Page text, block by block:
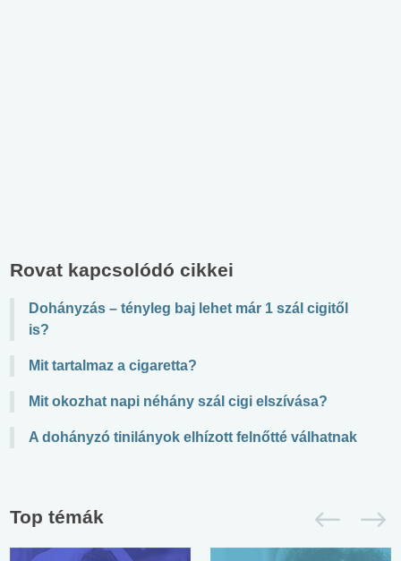
Rovat kapcsolódó cikkei
Dohányzás – tényleg baj lehet már 1 szál cigitől
is?
Mit tartalmaz a cigaretta?
Mit okozhat napi néhány szál cigi elszívása?
A dohányzó tinilányok elhízott felnőtté válhatnak
Top témák